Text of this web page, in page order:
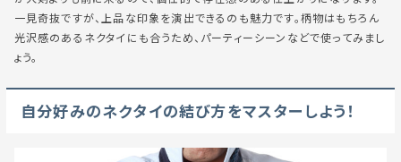
一見奇抜ですが、上品な印象を演出できるのも魅力です。柄物はもちろん
光沢感のあるネクタイにも合うため、パーティーシーンなどで使ってみまし
ょう。
自分好みのネクタイの結び方をマスターしよう！